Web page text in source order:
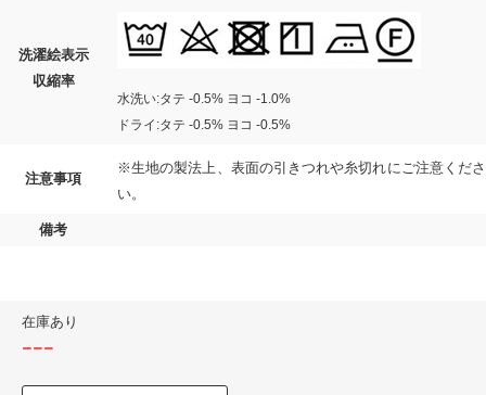
洗濯絵表示
収縮率
水洗い:タテ -0.5% ヨコ -1.0%
ドライ:タテ -0.5% ヨコ -0.5%
注意事項
※生地の製法上、表面の引きつれや糸切れにご注意くださ
い。
備考
在庫あり
---